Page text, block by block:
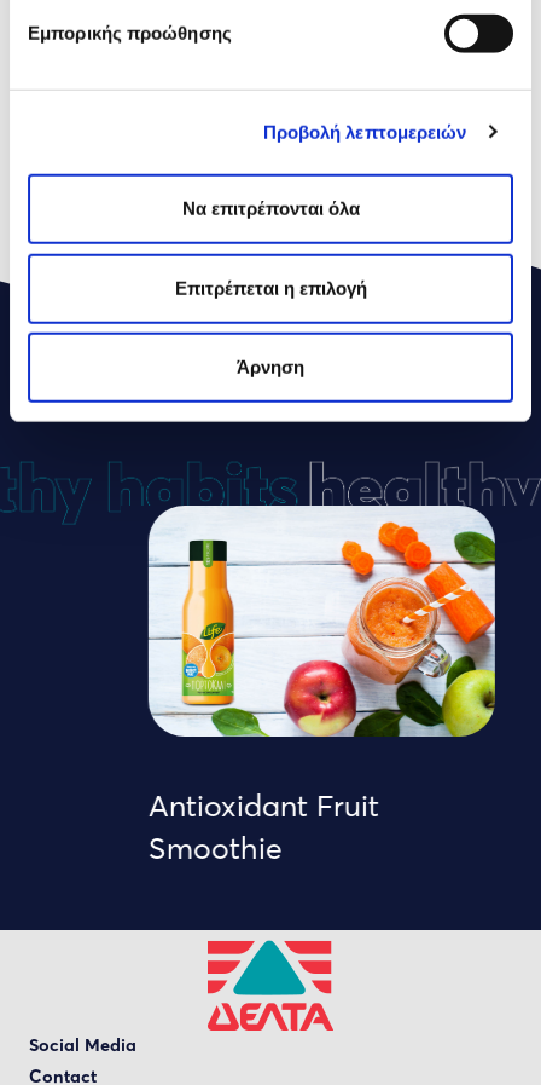
Εμπορικής προώθησης
Προβολή λεπτομερειών
Να επιτρέπονται όλα
Επιτρέπεται η επιλογή
Άρνηση
Carbohydrates
6,4g
5,9g
0g
Nutrient Reference Values
Antioxidant Fruit
Smoothie
Social Media
Contact